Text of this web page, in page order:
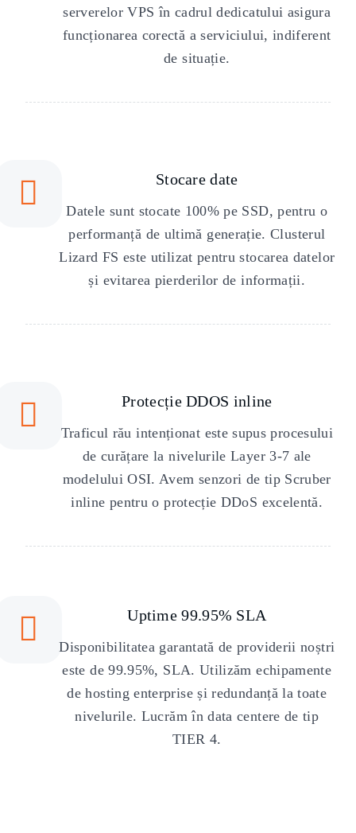
serverelor VPS în cadrul dedicatului asigura
funcționarea corectă a serviciului, indiferent
de situație.
Stocare date
Datele sunt stocate 100% pe SSD, pentru o
performanță de ultimă generație. Clusterul
Lizard FS este utilizat pentru stocarea datelor
și evitarea pierderilor de informații.
Protecție DDOS inline
Traficul rău intenționat este supus procesului
de curățare la nivelurile Layer 3-7 ale
modelului OSI. Avem senzori de tip Scruber
inline pentru o protecție DDoS excelentă.
Uptime 99.95% SLA
Disponibilitatea garantată de providerii noștri
este de 99.95%, SLA. Utilizăm echipamente
de hosting enterprise și redundanță la toate
nivelurile. Lucrăm în data centere de tip
TIER 4.